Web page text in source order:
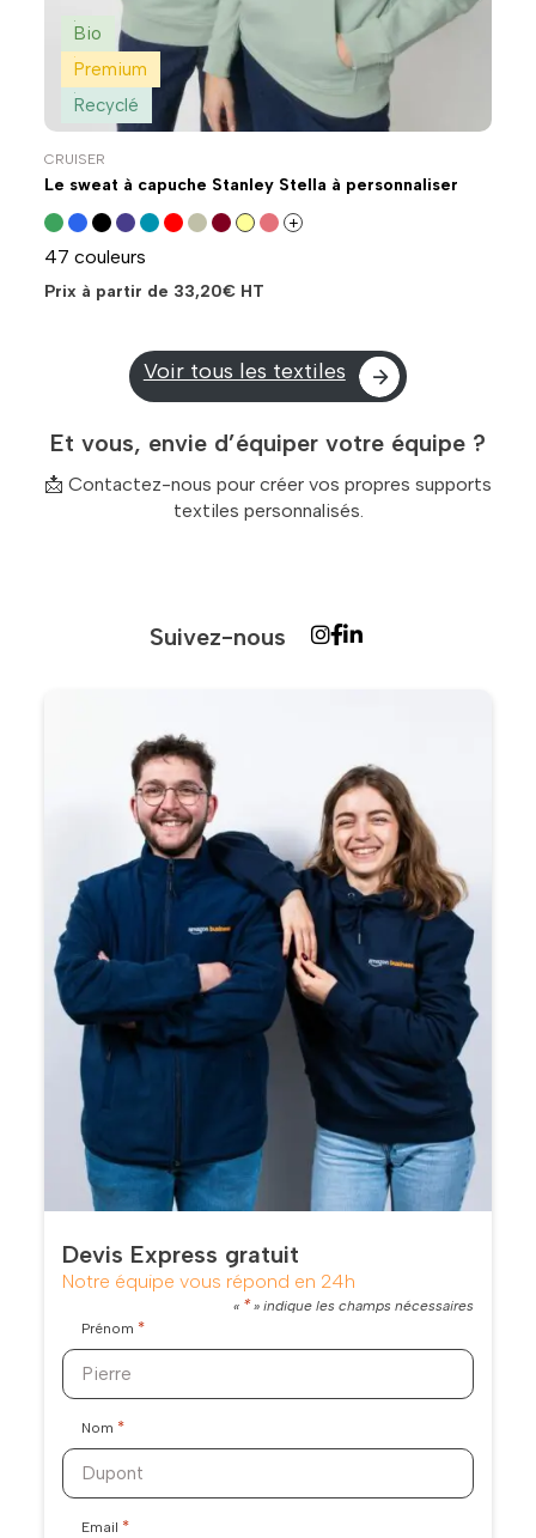
Bio
Premium
Recyclé
CRUISER
Le sweat à capuche Stanley Stella à personnaliser
+
47 couleurs
Prix à partir de 33,20€ HT
Voir tous les textiles
Et vous, envie d’équiper votre équipe ?
📩 Contactez-nous pour créer vos propres supports
textiles personnalisés.
Suivez-nous
Devis Express gratuit
Notre équipe vous répond en 24h
« *» indique les champs nécessaires
Prénom *
Nom *
Email *